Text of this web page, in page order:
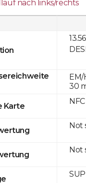
nach links/rechts
Karte
EM/
30
NFC
Not
Not